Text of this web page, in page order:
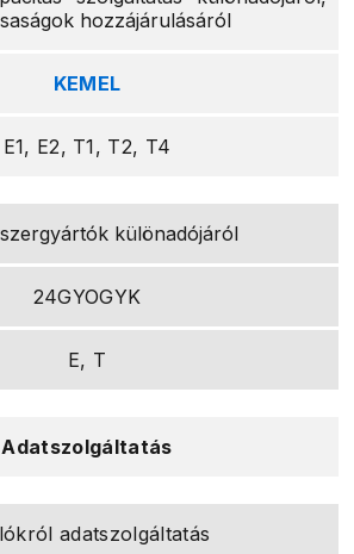
hozzájárulásáról
KEMEL
E1, E2, T1, T2, T4
különadójáról
24GYOGYK
E, T
Adatszolgáltatás
adatszolgáltatás